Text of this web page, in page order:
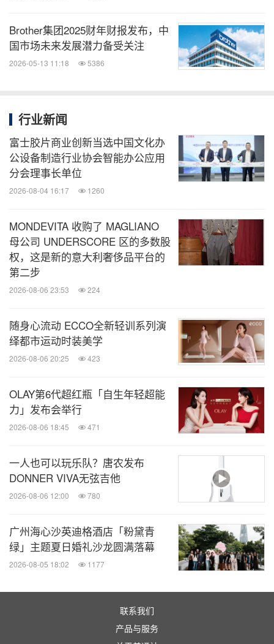
更多具有高附加价值的产品和服务。
微信公众号“全球TMT”发布全球互联网、科
技、媒体、通讯企业的经营动态、财报信
息、企业并购消息。扫描二维码，立即订
关键词：电脑/电子 日用品 办公室用品 电脑配件
零
售业
分享到：
Brother集团2025财年财报发布，中
国市场未来发展潜力备受关注
2026-05-13 11:18 5386
行业新闻
富士胶片商业创新当选中国文化办
公设备制造行业协会智能办公应用
分会理事长单位
2026-08-04 16:17 1260
MONDEVITA 收购了 MAGLIANO
母公司 UNDERSCORE 区的多数股
权，这是新的意大利奢侈品平台的
第二步
2026-08-06 23:53 224
随身心流动 ECCO全新轻训系列演
绎都市运动时装美学
2026-08-06 20:25 423
OLAY第6代超红瓶「自生年轻超能
力」发布会举行
2026-08-06 18:45 471
一人也可以玩乐队？唐农发布
DONNER VIVA无弦吉他
2026-08-06 12:00 780
广州海心沙英迪格酒店「粉黛青
绿」主题夏日婚礼沙龙圆满落幕
2026-08-05 18:02 1177
联系我们
产品与服务